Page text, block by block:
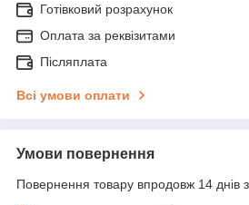
Готівковий розрахунок
Оплата за реквізитами
Післяплата
Всі умови оплати
Умови повернення
Повернення товару впродовж 14 днів